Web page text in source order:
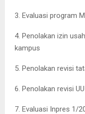
3. Evaluasi program
4. Penolakan izin
kampus
5. Penolakan revisi
6. Penolakan revisi
7. Evaluasi Inpres 1/